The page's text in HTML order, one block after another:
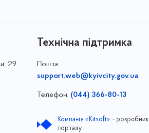
29
Технічна підтримка
Пошта:
support.web@kyivcity.gov.ua
Телефон: (044) 366-80-13
Компанія «Kitsoft» – розробник
порталу